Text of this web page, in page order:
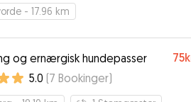
- 17.96 km
Ung og ernærgisk hundepasser
5.0 (7 Bookinger)